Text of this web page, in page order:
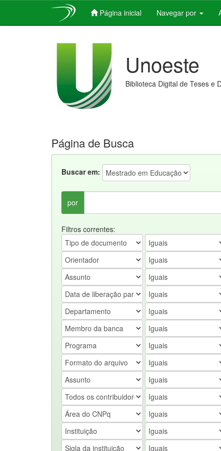
Página inicial Navegar por
Unoeste
Biblioteca Digital de Teses e
Página de Busca
Buscar em:
por
Filtros correntes: